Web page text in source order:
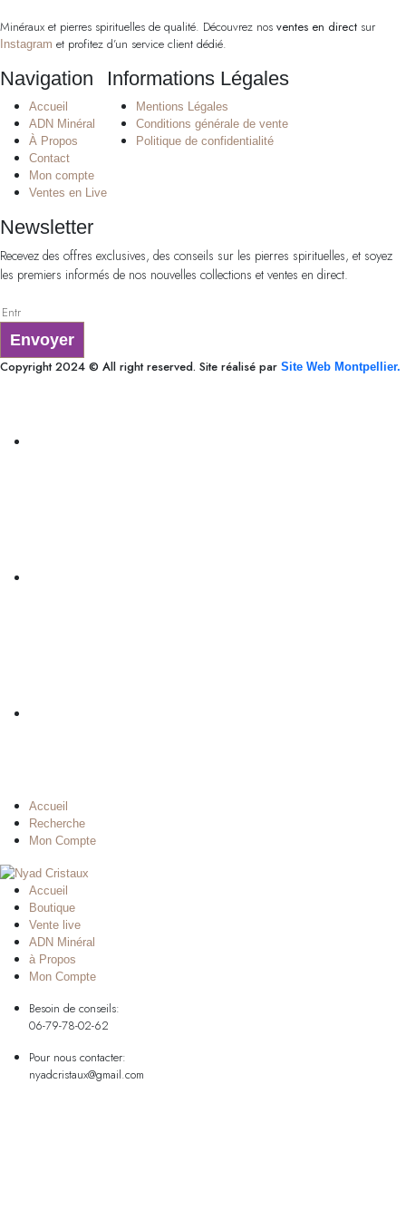
Minéraux et pierres spirituelles de qualité. Découvrez nos ventes en direct sur
Instagram et profitez d’un service client dédié.
Navigation
Accueil
ADN Minéral
À Propos
Contact
Mon compte
Ventes en Live
Informations Légales
Mentions Légales
Conditions générale de vente
Politique de confidentialité
Newsletter
Recevez des offres exclusives, des conseils sur les pierres spirituelles, et soyez
les premiers informés de nos nouvelles collections et ventes en direct.
Envoyer
Copyright 2024 © All right reserved. Site réalisé par Site Web Montpellier.
Accueil
Recherche
Mon Compte
Accueil
Boutique
Vente live
ADN Minéral
à Propos
Mon Compte
Besoin de conseils:
06-79-78-02-62
Pour nous contacter:
nyadcristaux@gmail.com